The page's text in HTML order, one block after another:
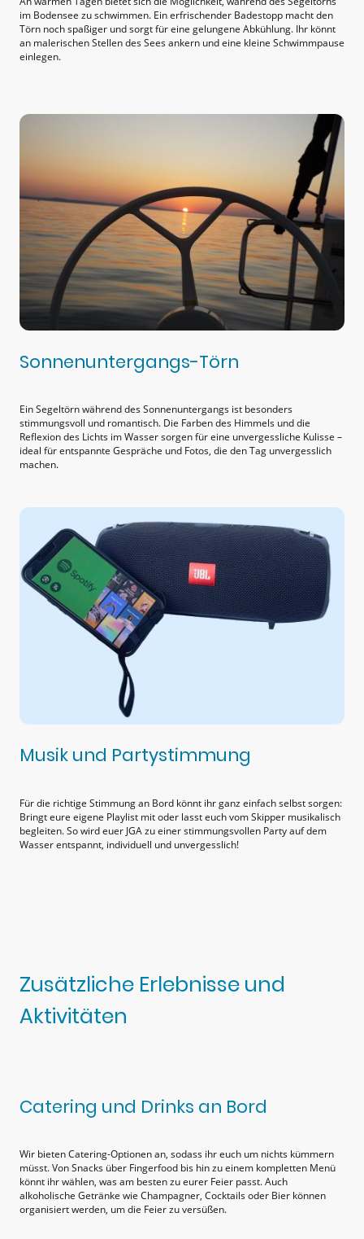
im Bodensee zu schwimmen. Ein erfrischender Badestopp macht den
Törn noch spaßiger und sorgt für eine gelungene Abkühlung. Ihr könnt
an malerischen Stellen des Sees ankern und eine kleine Schwimmpause
einlegen.
Sonnenuntergangs-Törn
Ein Segeltörn während des Sonnenuntergangs ist besonders
stimmungsvoll und romantisch. Die Farben des Himmels und die
Reflexion des Lichts im Wasser sorgen für eine unvergessliche Kulisse –
ideal für entspannte Gespräche und Fotos, die den Tag unvergesslich
machen.
Musik und Partystimmung
Für die richtige Stimmung an Bord könnt ihr ganz einfach selbst sorgen:
Bringt eure eigene Playlist mit oder lasst euch vom Skipper musikalisch
begleiten. So wird euer JGA zu einer stimmungsvollen Party auf dem
Wasser entspannt, individuell und unvergesslich!
Zusätzliche Erlebnisse und
Aktivitäten
Catering und Drinks an Bord
Wir bieten Catering-Optionen an, sodass ihr euch um nichts kümmern
müsst. Von Snacks über Fingerfood bis hin zu einem kompletten Menü
könnt ihr wählen, was am besten zu eurer Feier passt. Auch
alkoholische Getränke wie Champagner, Cocktails oder Bier können
organisiert werden, um die Feier zu versüßen.